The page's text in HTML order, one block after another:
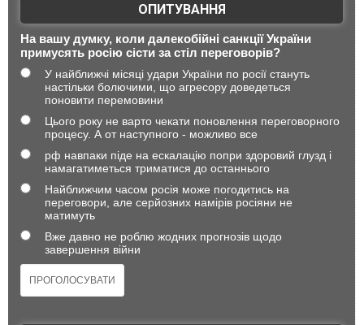
ОПИТУВАННЯ
На вашу думку, коли далекобійні санкції України
примусять росію сісти за стіл переговорів?
У найближчі місяці удари України по росії стануть
настільки болючими, що агресору доведеться
поновити перемовини
Цього року не варто чекати поновлення переговорного
процесу. А от наступного - можливо все
рф навпаки піде на ескалацію попри здоровий глузд і
намагатиметься триматися до останнього
Найближчим часом росія може погодитись на
переговори, але серйозних намірів росіяни не
матимуть
Вже давно не роблю жодних прогнозів щодо
завершення війни